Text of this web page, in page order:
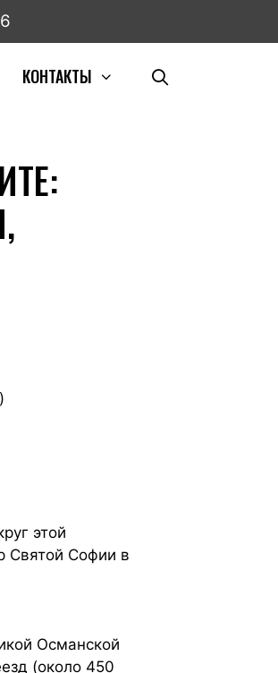
КОНТАКТЫ
этой
Святой Софии в
Османской
(около 450